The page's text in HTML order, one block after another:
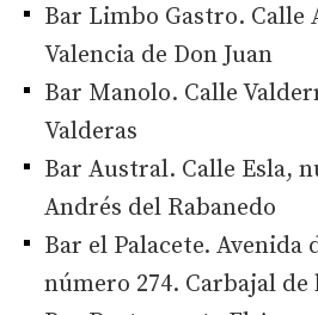
Bar Limbo Gastro. Calle
Valencia de Don Juan
Bar Manolo. Calle
Valderas
Bar Austral. Calle Esla,
Andrés del Rabanedo
Bar el Palacete. Avenida
número 274. Carbajal de